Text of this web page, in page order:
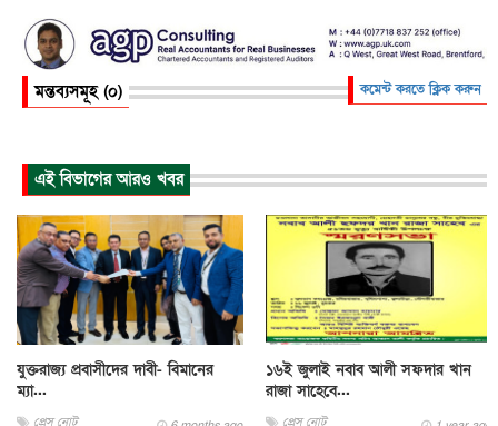
মন্তব্যসমূহ (০) কমেন্ট করতে ক্লিক করুন
এই বিভাগের আরও খবর
যুক্তরাজ্য প্রবাসীদের দাবী- বিমানের
ম্যা...
প্রেস নোট
১৬ই জুলাই নবাব আলী সফদার খান
রাজা সাহেবে...
প্রেস নোট